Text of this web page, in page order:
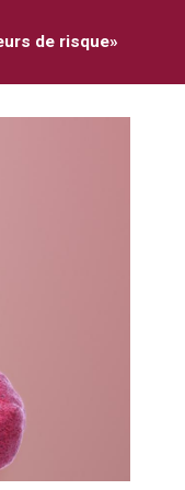
de risque»